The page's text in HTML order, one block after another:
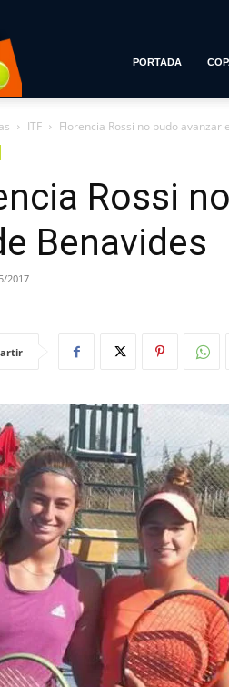
con
Estilo
PORTADA
ITF Florencia Rossi no pudo avanzar
Rossi
Benavides
2017